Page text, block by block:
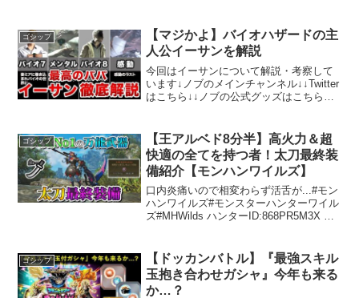
ワイルドボルト アイススピナ...
ゴシップ
【マジかよ】バイオハザードの主
人公イーサンを解説
今回はイーサンについて解説・考察して
います↓ノブのメインチャンネル↓↓Twitter
はこちら↓↓ノブの公式グッズはこちらか
RIGHTS RE...
ゴシップ
【王アルベド8分半】高火力＆超
快適の全てを持つ者！太刀最終装
備紹介【モンハンワイルズ】
口内炎痛いので相変わらず活舌が...#モン
ハンワイルズ#モンスターハンターワイル
ズ#MHWilds ハンターID:868PR5M3X 効
マとなっています。特に、電子機器...
ゴシップ
【ドッカンバトル】『最強スキル
玉抱き合わせガシャ』今年も来る
か…？